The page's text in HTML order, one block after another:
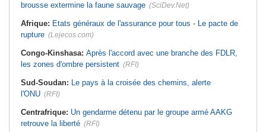
brousse extermine la faune sauvage (SciDev.Net)
Afrique: Etats généraux de l'assurance pour tous - Le pacte de
rupture (Lejecos.com)
Congo-Kinshasa: Après l'accord avec une branche des FDLR,
les zones d'ombre persistent (RFI)
Sud-Soudan: Le pays à la croisée des chemins, alerte
l'ONU (RFI)
Centrafrique: Un gendarme détenu par le groupe armé AAKG
retrouve la liberté (RFI)